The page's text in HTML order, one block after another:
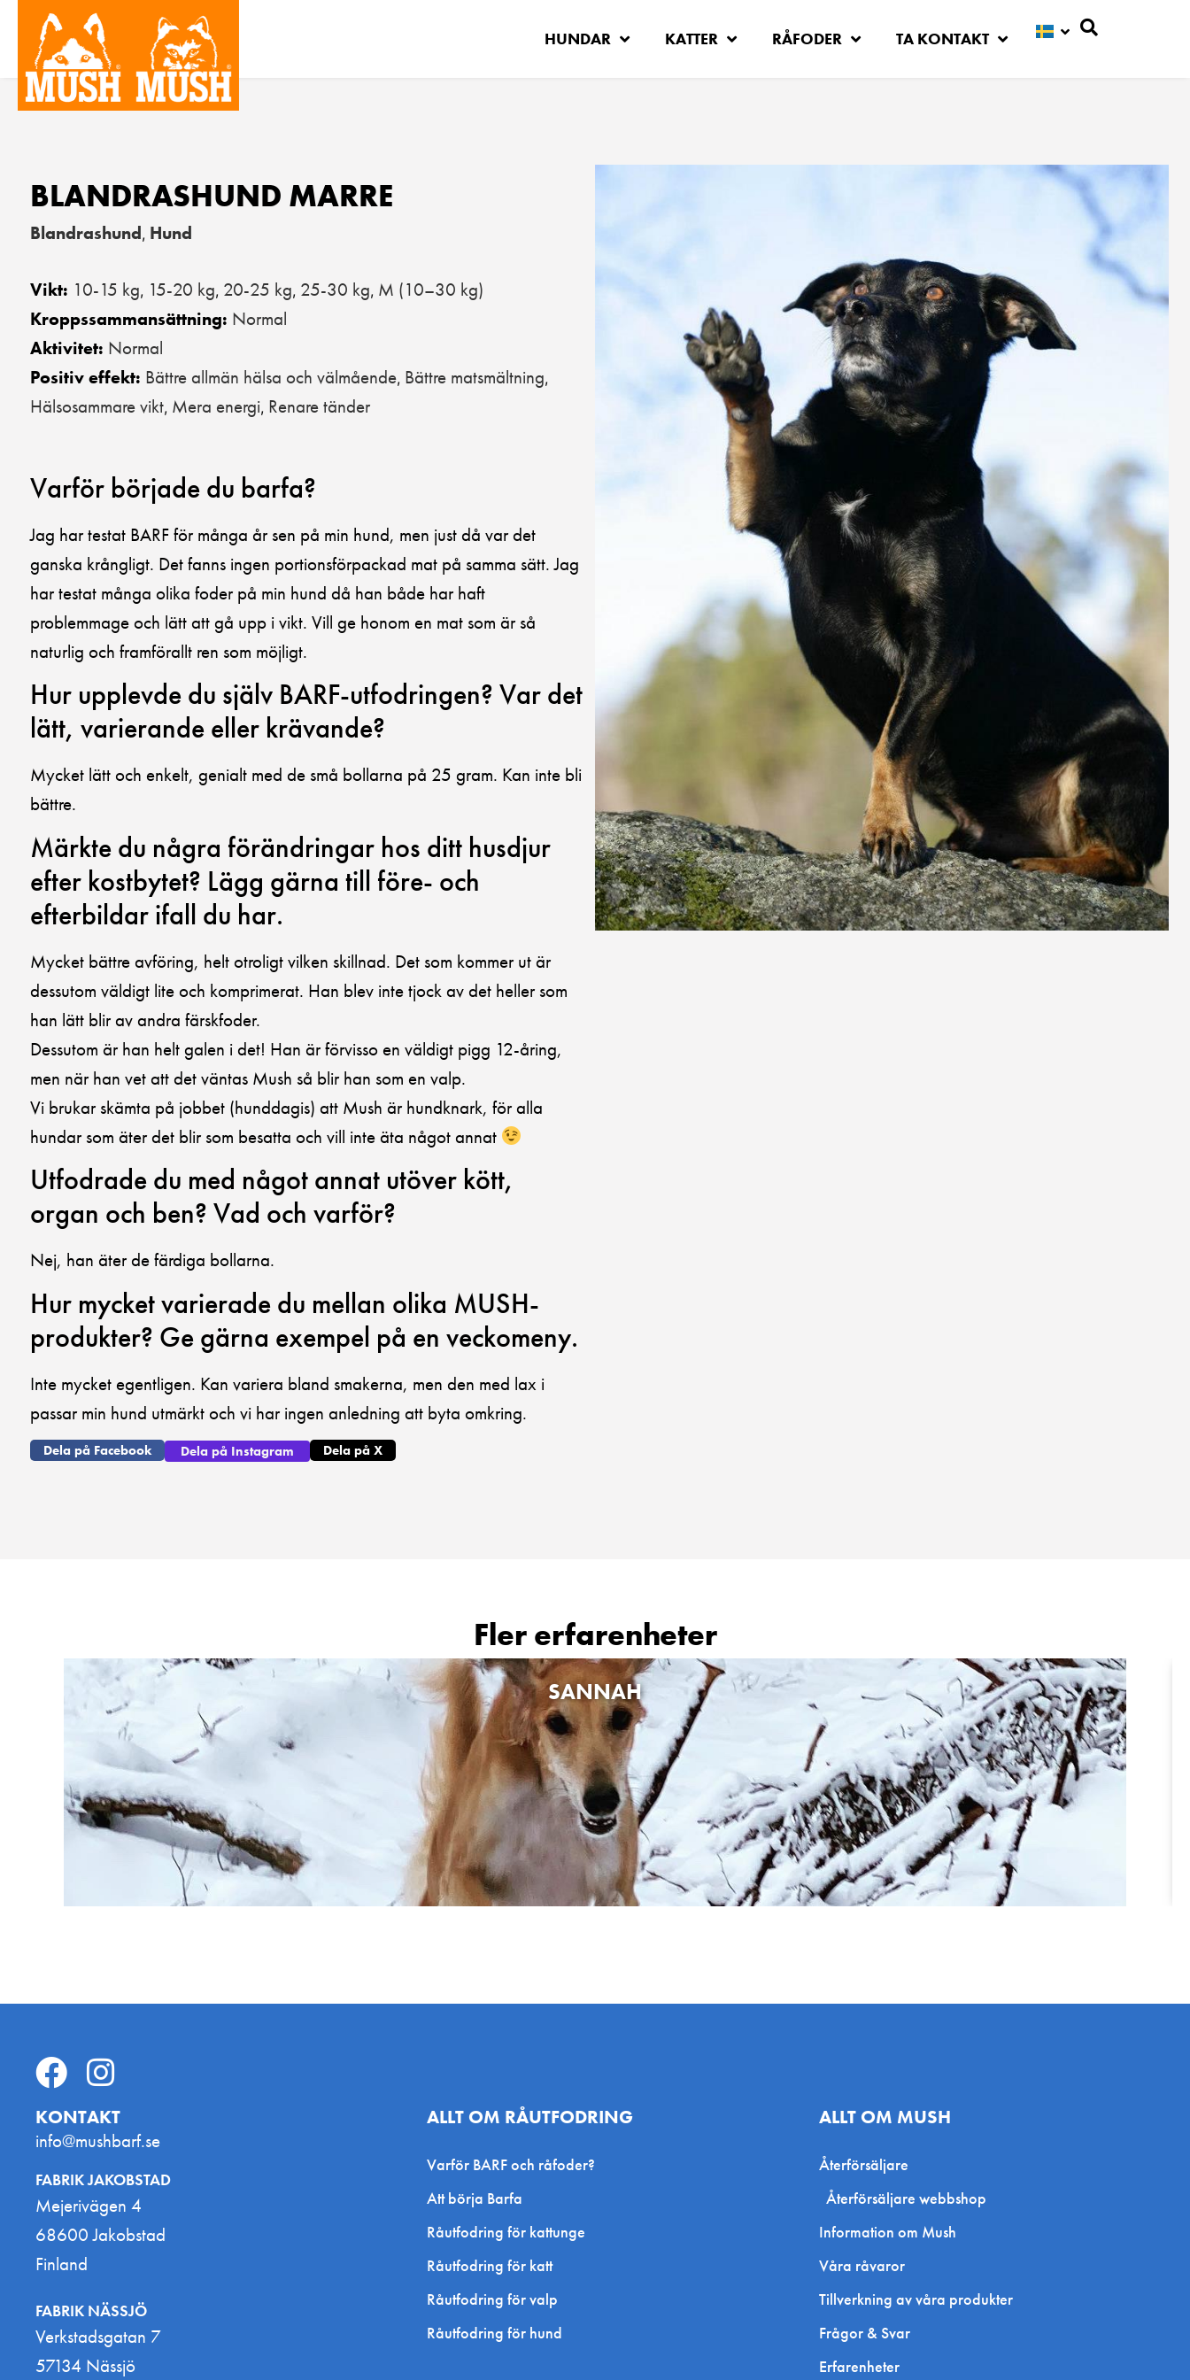
HUNDAR KATTER RÅFODER TA KONTAKT
BLANDRASHUND MARRE
Blandrashund, Hund
Vikt: 10-15 kg, 15-20 kg, 20-25 kg, 25-30 kg, M (10–30 kg)
Kroppssammansättning: Normal
Aktivitet: Normal
Positiv effekt: Bättre allmän hälsa och välmående, Bättre matsmältning,
Hälsosammare vikt, Mera energi, Renare tänder
Varför började du barfa?
Jag har testat BARF för många år sen på min hund, men just då var det
ganska krångligt. Det fanns ingen portionsförpackad mat på samma sätt. Jag
har testat många olika foder på min hund då han både har haft
problemmage och lätt att gå upp i vikt. Vill ge honom en mat som är så
naturlig och framförallt ren som möjligt.
Hur upplevde du själv BARF-utfodringen? Var det
lätt, varierande eller krävande?
Mycket lätt och enkelt, genialt med de små bollarna på 25 gram. Kan inte bli
bättre.
Märkte du några förändringar hos ditt husdjur
efter kostbytet? Lägg gärna till före- och
efterbildar ifall du har.
Mycket bättre avföring, helt otroligt vilken skillnad. Det som kommer ut är
dessutom väldigt lite och komprimerat. Han blev inte tjock av det heller som
han lätt blir av andra färskfoder.
Dessutom är han helt galen i det! Han är förvisso en väldigt pigg 12-åring,
men när han vet att det väntas Mush så blir han som en valp.
Vi brukar skämta på jobbet (hunddagis) att Mush är hundknark, för alla
hundar som äter det blir som besatta och vill inte äta något annat
Utfodrade du med något annat utöver kött,
organ och ben? Vad och varför?
Nej, han äter de färdiga bollarna.
Hur mycket varierade du mellan olika MUSH-
produkter? Ge gärna exempel på en veckomeny.
Inte mycket egentligen. Kan variera bland smakerna, men den med lax i
passar min hund utmärkt och vi har ingen anledning att byta omkring.
Dela på Facebook Dela på Instagram Dela på X
Fler erfarenheter
SANNAH
KONTAKT
info@mushbarf.se
FABRIK JAKOBSTAD
Mejerivägen 4
68600 Jakobstad
Finland
FABRIK NÄSSJÖ
Verkstadsgatan 7
57134 Nässjö
ALLT OM RÅUTFODRING
Varför BARF och råfoder?
Att börja Barfa
Råutfodring för kattunge
Råutfodring för katt
Råutfodring för valp
Råutfodring för hund
ALLT OM MUSH
Återförsäljare
Återförsäljare webbshop
Information om Mush
Våra råvaror
Tillverkning av våra produkter
Frågor & Svar
Erfarenheter